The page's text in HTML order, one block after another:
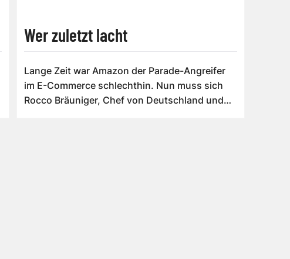
Wer zuletzt lacht
Lange Zeit war Amazon der Parade-Angreifer
im E-Commerce schlechthin. Nun muss sich
Rocco Bräuniger, Chef von Deutschland und